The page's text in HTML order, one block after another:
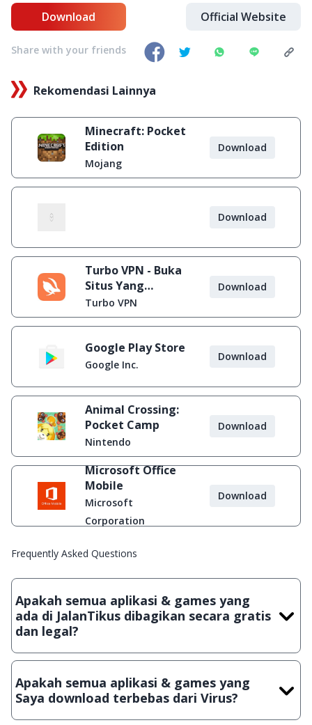
Download Official Website
Share with your friends
Rekomendasi Lainnya
Minecraft: Pocket
Edition
Mojang
Download
Download
Turbo VPN - Buka
Situs Yang
Diblokir
Turbo VPN
Download
Google Play Store
Google Inc.
Download
Animal Crossing:
Pocket Camp
Nintendo
Download
Microsoft Office
Mobile
Microsoft
Corporation
Download
Frequently Asked Questions
Apakah semua aplikasi & games yang
ada di JalanTikus dibagikan secara gratis
dan legal?
Ya, JalanTikus hanya membagikan aplikasi & games yang
crack, patch atau semacamnya.
Apakah semua aplikasi & games yang
Saya download terbebas dari Virus?